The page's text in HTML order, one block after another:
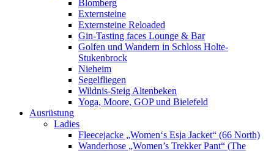
Blomberg
Externsteine
Externsteine Reloaded
Gin-Tasting faces Lounge & Bar
Golfen und Wandern in Schloss Holte-
Stukenbrock
Nieheim
Segelfliegen
Wildnis-Steig Altenbeken
Yoga, Moore, GOP und Bielefeld
Ausrüstung
Ladies
Fleecejacke „Women‘s Esja Jacket“ (66 North)
Wanderhose „Women’s Trekker Pant“ (The